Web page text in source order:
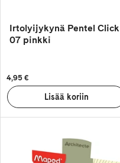
Irtolyijykynä Pentel Click
07 pinkki
4,95 €